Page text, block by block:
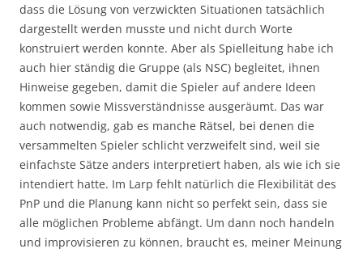
dass die Lösung von verzwickten Situationen tatsächlich
dargestellt werden musste und nicht durch Worte
konstruiert werden konnte. Aber als Spielleitung habe ich
auch hier ständig die Gruppe (als NSC) begleitet, ihnen
Hinweise gegeben, damit die Spieler auf andere Ideen
kommen sowie Missverständnisse ausgeräumt. Das war
auch notwendig, gab es manche Rätsel, bei denen die
versammelten Spieler schlicht verzweifelt sind, weil sie
einfachste Sätze anders interpretiert haben, als wie ich sie
intendiert hatte. Im Larp fehlt natürlich die Flexibilität des
PnP und die Planung kann nicht so perfekt sein, dass sie
alle möglichen Probleme abfängt. Um dann noch handeln
und improvisieren zu können, braucht es, meiner Meinung